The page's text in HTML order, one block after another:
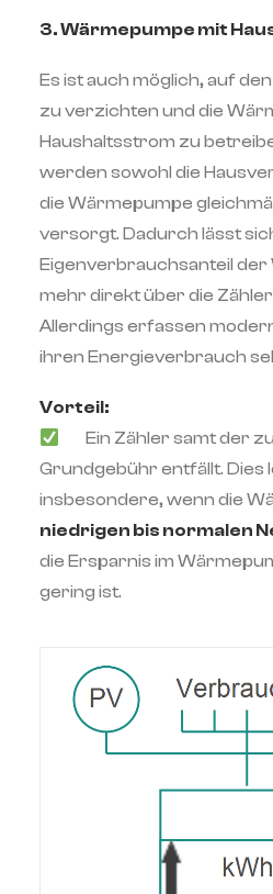
3. Wärmepumpe mit
Es ist auch möglich, auf
zu verzichten und die
Haushaltsstrom zu
werden sowohl die
die Wärmepumpe
versorgt. Dadurch lässt
Eigenverbrauchsanteil
mehr direkt über die
Allerdings erfassen
ihren Energieverbrauch
Vorteil:
Ein Zähler samt der
Grundgebühr entfällt. Dies
insbesondere, wenn die Wä
niedrigen bis normalen
die Ersparnis im
gering ist.